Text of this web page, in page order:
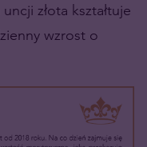
złota kształtuje
wzrost o